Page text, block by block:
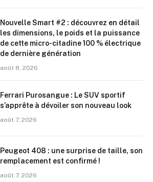
Nouvelle Smart #2 : découvrez en détail
les dimensions, le poids et la puissance
de cette micro-citadine 100 % électrique
de dernière génération
août 8, 2026
Ferrari Purosangue : Le SUV sportif
s’apprête à dévoiler son nouveau look
août 7, 2026
Peugeot 408 : une surprise de taille, son
remplacement est confirmé !
août 7, 2026